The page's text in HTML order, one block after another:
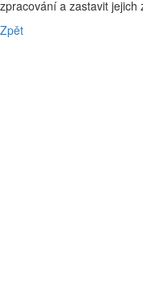
zpracování a zastavit jejich
Zpět